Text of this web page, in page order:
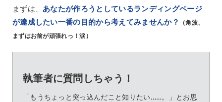
まずは、あなたが作ろうとしているランディングページ
が達成したい一番の目的から考えてみませんか？
（角波、
まずはお前が頑張れっ！涙）
執筆者に質問しちゃう！
「もうちょっと突っ込んだこと知りたい……。」とお思